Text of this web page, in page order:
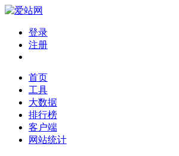
登录
注册
首页
工具
大数据
排行榜
客户端
网站统计